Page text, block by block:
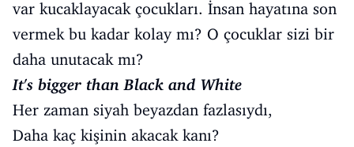
var kucaklayacak çocukları. İnsan hayatına son
vermek bu kadar kolay mı? O çocuklar sizi bir
daha unutacak mı?
It's bigger than Black and White
Her zaman siyah beyazdan fazlasıydı,
Daha kaç kişinin akacak kanı?